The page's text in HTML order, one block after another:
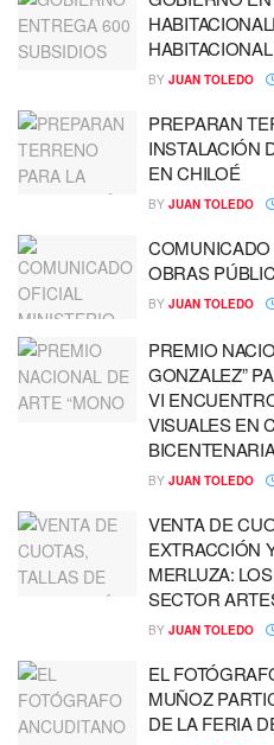
BY JUAN TOLEDO
PREPARAN
INSTALACIÓN
EN CHILOÉ
BY JUAN TOLEDO
OBRAS
BY JUAN TOLEDO
PREMIO
GONZALEZ”
VI
VISUALES EN
BY JUAN TOLEDO
VENTA DE
EXTRACCIÓN
MERLUZA:
SECTOR
BY JUAN TOLEDO
EL
MUÑOZ
DE LA FERIA